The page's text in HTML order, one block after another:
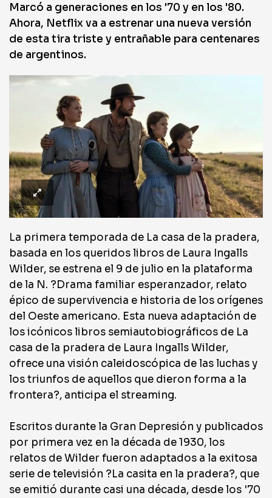
Marcó a generaciones en los '70 y en los '80.
Ahora, Netflix va a estrenar una nueva versión
de esta tira triste y entrañable para centenares
de argentinos.
La primera temporada de La casa de la pradera,
basada en los queridos libros de Laura Ingalls
Wilder, se estrena el 9 de julio en la plataforma
de la N. ?Drama familiar esperanzador, relato
épico de supervivencia e historia de los orígenes
del Oeste americano. Esta nueva adaptación de
los icónicos libros semiautobiográficos de La
casa de la pradera de Laura Ingalls Wilder,
ofrece una visión caleidoscópica de las luchas y
los triunfos de aquellos que dieron forma a la
frontera?, anticipa el streaming.
Escritos durante la Gran Depresión y publicados
por primera vez en la década de 1930, los
relatos de Wilder fueron adaptados a la exitosa
serie de televisión ?La casita en la pradera?, que
se emitió durante casi una década, desde los '70